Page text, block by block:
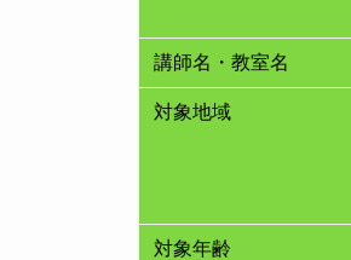
講師名・教室名
対象地域
対象年齢